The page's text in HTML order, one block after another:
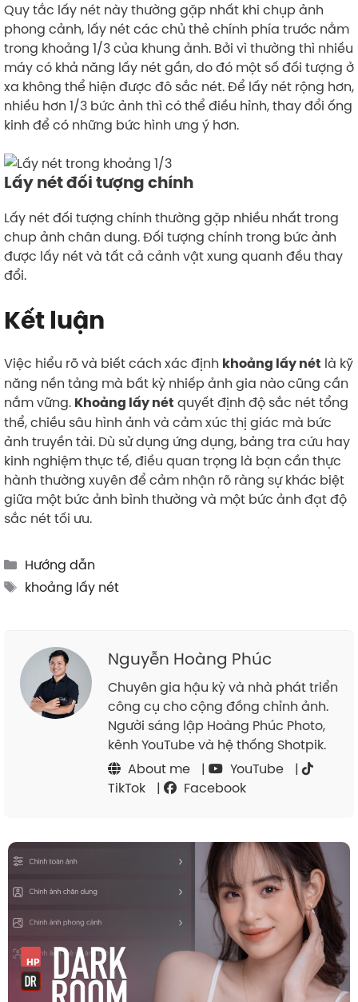
Quy tắc lấy nét này thường gặp nhất khi chụp ảnh
phong cảnh, lấy nét các chủ thẻ chính phía trước nằm
trong khoảng 1/3 của khung ảnh. Bởi vì thường thì nhiều
máy có khả năng lấy nét gần, do đó một số đối tượng ở
xa không thể hiện được đô sắc nét. Để lấy nét rộng hơn,
nhiều hơn 1/3 bức ảnh thì có thể điều hỉnh, thay đổi ống
kinh để có những bức hình ưng ý hơn.
Lấy nét đối tượng chính
Lấy nét đối tượng chính thường gặp nhiều nhất trong
chup ảnh chân dung. Đối tượng chính trong bức ảnh
được lấy nét và tất cả cảnh vật xung quanh đều thay
đổi.
Kết luận
Việc hiểu rõ và biết cách xác định khoảng lấy nét là kỹ
năng nền tảng mà bất kỳ nhiếp ảnh gia nào cũng cần
nắm vững. Khoảng lấy nét quyết định độ sắc nét tổng
thể, chiều sâu hình ảnh và cảm xúc thị giác mà bức
ảnh truyền tải. Dù sử dụng ứng dụng, bảng tra cứu hay
kinh nghiệm thực tế, điều quan trọng là bạn cần thực
hành thường xuyên để cảm nhận rõ ràng sự khác biệt
giữa một bức ảnh bình thường và một bức ảnh đạt độ
sắc nét tối ưu.
Categories
Hướng dẫn
Tags
khoảng lấy nét
Nguyễn Hoàng Phúc
Chuyên gia hậu kỳ và nhà phát triển
công cụ cho cộng đồng chỉnh ảnh.
Người sáng lập Hoàng Phúc Photo,
kênh YouTube và hệ thống Shotpik.
About me
| YouTube
|
TikTok
| Facebook